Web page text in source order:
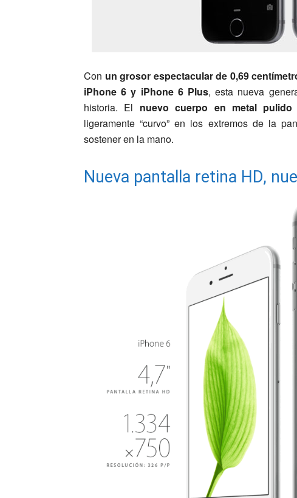
Con un grosor espectacular de 0,69
iPhone 6 y iPhone 6 Plus, esta nueva
historia. El nuevo cuerpo en metal
ligeramente “curvo” en los extremos de la
sostener en la mano.
Nueva pantalla retina HD,